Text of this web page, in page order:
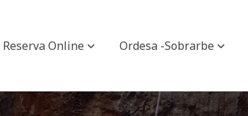
Reserva Online Ordesa -Sobrarbe